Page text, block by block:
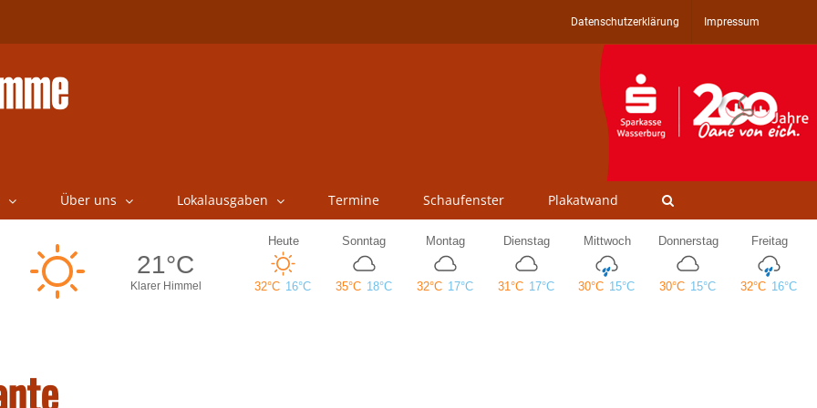
Datenschutzerklärung Impressum
Über uns Lokalausgaben Termine Schaufenster Plakatwand